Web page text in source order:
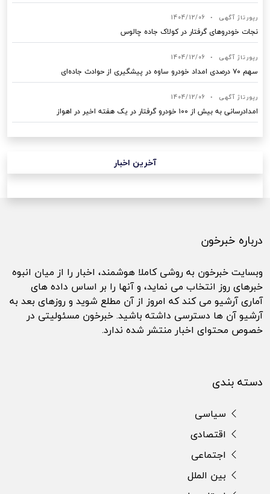
رپورتاژ آگهی •
1404/12/06
نجات خودروهای گرفتار در کولاک جاده چالوس
رپورتاژ آگهی •
1404/12/06
سهم ۷۰ درصدی امداد خودرو ساوه در پیشگیری از حوادث جاده‌ای
رپورتاژ آگهی •
1404/12/06
امدادرسانی به بیش از ۱۰۰ خودرو گرفتار در یک هفته اخیر در اهواز
آخرین اخبار
درباره خبرخون
وبسایت خبرخون به روشی کاملا هوشمند، اخبار را از میان انبوه
خبرهای روز انتخاب می نماید، و آنها را بر اساس داده های
آماری آرشیو می کند که امروز از آن مطلع شوید و روزهای بعد به
آرشیو آن ها دسترسی داشته باشید. خبرخون مسئولیتی در
خصوص محتوای اخبار منتشر شده ندارد.
دسته بندی
سیاسی
اقتصادی
اجتماعی
بین الملل